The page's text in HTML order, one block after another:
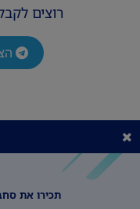
רוצים
תכירו את